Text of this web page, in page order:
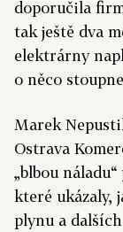
doporučila
tak ještě dva
elektrárny
o něco
Marek
Ostrava
„blbou
které ukázaly,
plynu a